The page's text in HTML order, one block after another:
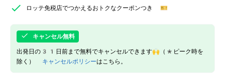
ロッテ免税店でつかえるおトクなクーポンつき 🎫
キャンセル無料
出発日の31日前まで無料でキャンセルできます🙌（*ピーク時を
除く） キャンセルポリシーはこちら。